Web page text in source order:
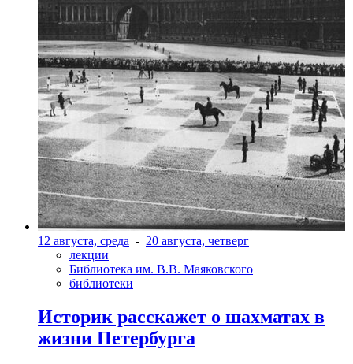
12 августа, среда - 20 августа, четверг
лекции
Библиотека им. В.В. Маяковского
библиотеки
Историк расскажет о шахматах в
жизни Петербурга